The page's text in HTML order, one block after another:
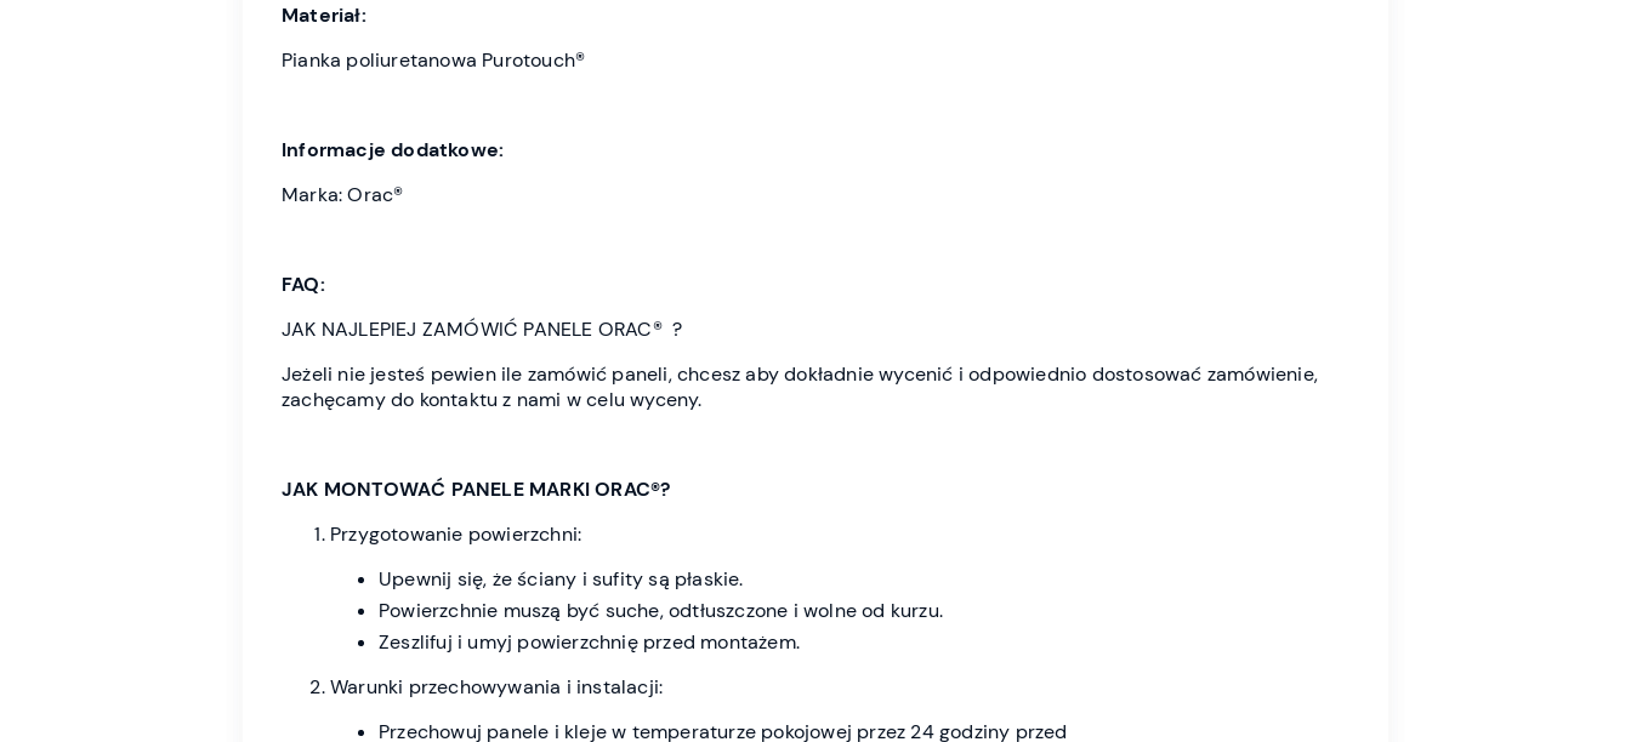
Materiał:
Pianka poliuretanowa Purotouch®
Informacje dodatkowe:
Marka: Orac®
FAQ:
JAK NAJLEPIEJ ZAMÓWIĆ PANELE ORAC® ?
Jeżeli nie jesteś pewien ile zamówić paneli, chcesz aby dokładnie wycenić i odpowiednio dostosować zamówienie,
zachęcamy do kontaktu z nami w celu wyceny.
JAK MONTOWAĆ PANELE MARKI ORAC®?
Przygotowanie powierzchni:
Upewnij się, że ściany i sufity są płaskie.
Powierzchnie muszą być suche, odtłuszczone i wolne od kurzu.
Zeszlifuj i umyj powierzchnię przed montażem.
Warunki przechowywania i instalacji:
Przechowuj panele i kleje w temperaturze pokojowej przez 24 godziny przed